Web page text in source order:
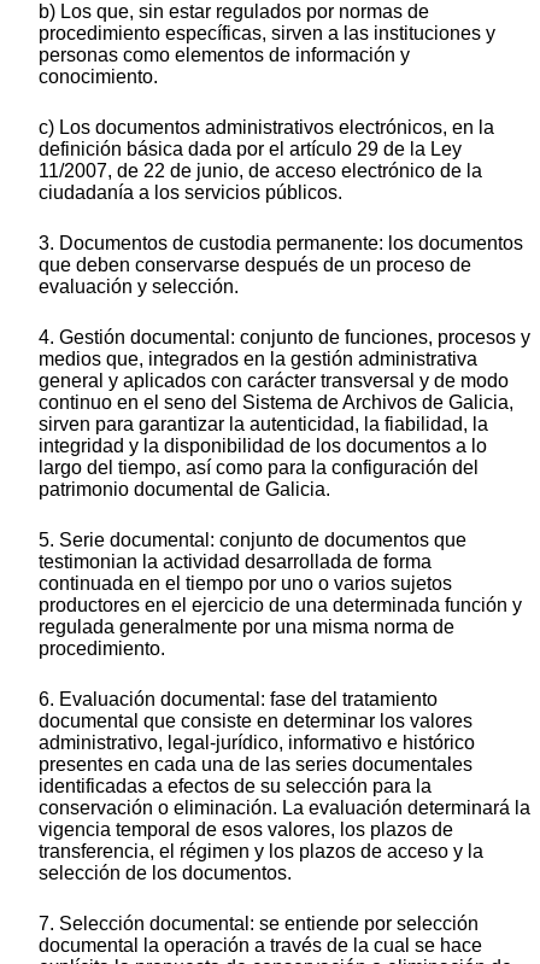
b) Los que, sin estar regulados por normas de
procedimiento específicas, sirven a las instituciones y
personas como elementos de información y
conocimiento.
c) Los documentos administrativos electrónicos, en la
definición básica dada por el artículo 29 de la Ley
11/2007, de 22 de junio, de acceso electrónico de la
ciudadanía a los servicios públicos.
3. Documentos de custodia permanente: los documentos
que deben conservarse después de un proceso de
evaluación y selección.
4. Gestión documental: conjunto de funciones, procesos y
medios que, integrados en la gestión administrativa
general y aplicados con carácter transversal y de modo
continuo en el seno del Sistema de Archivos de Galicia,
sirven para garantizar la autenticidad, la fiabilidad, la
integridad y la disponibilidad de los documentos a lo
largo del tiempo, así como para la configuración del
patrimonio documental de Galicia.
5. Serie documental: conjunto de documentos que
testimonian la actividad desarrollada de forma
continuada en el tiempo por uno o varios sujetos
productores en el ejercicio de una determinada función y
regulada generalmente por una misma norma de
procedimiento.
6. Evaluación documental: fase del tratamiento
documental que consiste en determinar los valores
administrativo, legal-jurídico, informativo e histórico
presentes en cada una de las series documentales
identificadas a efectos de su selección para la
conservación o eliminación. La evaluación determinará la
vigencia temporal de esos valores, los plazos de
transferencia, el régimen y los plazos de acceso y la
selección de los documentos.
7. Selección documental: se entiende por selección
documental la operación a través de la cual se hace